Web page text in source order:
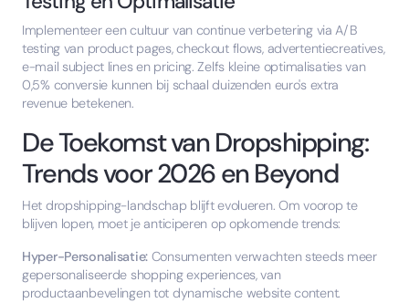
Implementeer een cultuur van continue verbetering via A/B
testing van product pages, checkout flows, advertentiecreatives,
e-mail subject lines en pricing. Zelfs kleine optimalisaties van
0,5% conversie kunnen bij schaal duizenden euro's extra
revenue betekenen.
De Toekomst van Dropshipping:
Trends voor 2026 en Beyond
Het dropshipping-landschap blijft evolueren. Om voorop te
blijven lopen, moet je anticiperen op opkomende trends:
Hyper-Personalisatie:Consumenten verwachten steeds meer
gepersonaliseerde shopping experiences, van
productaanbevelingen tot dynamische website content.